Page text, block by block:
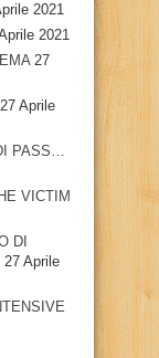
2021
2021
27
27 Aprile
PASS…
VICTIM
DI
27 Aprile